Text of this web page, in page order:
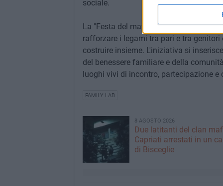
sociale.
La "Festa del mattoncino" non è
rafforzare i legami tra pari e tra
costruire insieme. L'iniziativa si
del benessere familiare e della
luoghi vivi di incontro, partecipazione e
FAMILY LAB
8 AGOSTO 2026
Due latitanti del clan
Capriati arrestati in un
di Bisceglie